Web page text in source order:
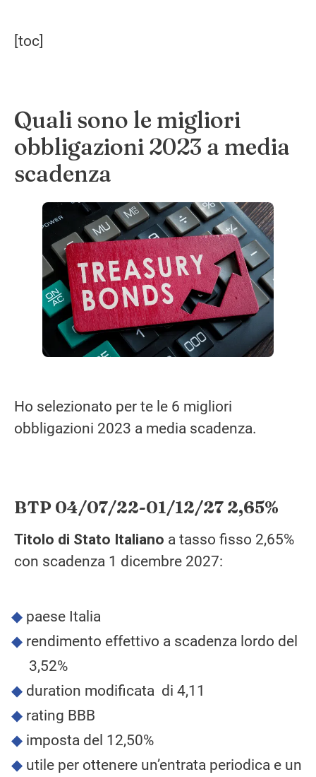
[toc]
Quali sono le migliori
obbligazioni 2023 a media
scadenza
Ho selezionato per te le 6 migliori
obbligazioni 2023 a media scadenza.
BTP 04/07/22-01/12/27 2,65%
Titolo di Stato Italiano a tasso fisso 2,65%
con scadenza 1 dicembre 2027:
paese Italia
rendimento effettivo a scadenza lordo del
3,52%
duration modificata di 4,11
rating BBB
imposta del 12,50%
utile per ottenere un’entrata periodica e un